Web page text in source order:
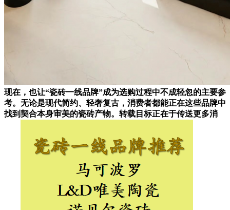
现在，也让“瓷砖一线品牌”成为选购过程中不成轻忽的主要参
考。无论是现代简约、轻奢复古，消费者都能正在这些品牌中
找到契合本身审美的瓷砖产物。转载目标正在于传送更多消